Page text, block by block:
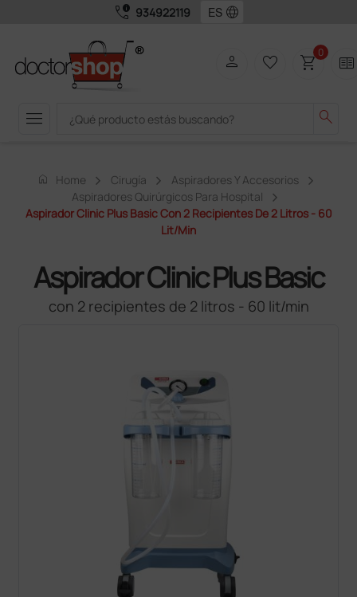
call_quality 934922119 language
menu search
person favorite_border shopping_cart0 two_pager
home Home Cirugía
Aspiradores Y Accesorios
Aspiradores Quirúrgicos Para Hospital
Aspirador Clinic Plus Basic Con 2 Recipientes De 2 Litros - 60
Lit/min
Aspirador Clinic Plus Basic
con 2 recipientes de 2 litros - 60 lit/min